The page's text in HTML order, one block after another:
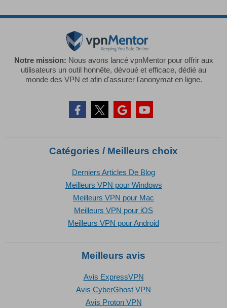
Notre mission: Nous avons lancé vpnMentor pour offrir aux
utilisateurs un outil honnête, dévoué et efficace, dédié au
monde des VPN et afin d'assurer l'anonymat en ligne.
Catégories / Meilleurs choix
Derniers Articles De Blog
Meilleurs VPN pour Windows
Meilleurs VPN pour Mac
Meilleurs VPN pour iOS
Meilleurs VPN pour Android
Meilleurs avis
Avis ExpressVPN
Avis CyberGhost VPN
Avis Proton VPN